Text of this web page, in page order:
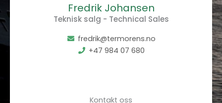
Fredrik Johansen
Teknisk salg - Technical Sales
fredrik@termorens.no
+47 984 07 680
Kontakt oss